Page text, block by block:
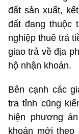
đất sản xuất,
đất đang thuộc
nghiệp thuê trả
giao trả về địa
hộ nhận khoán.
Bên cạnh các
tra tỉnh cũng
hiện phương
khoán mới